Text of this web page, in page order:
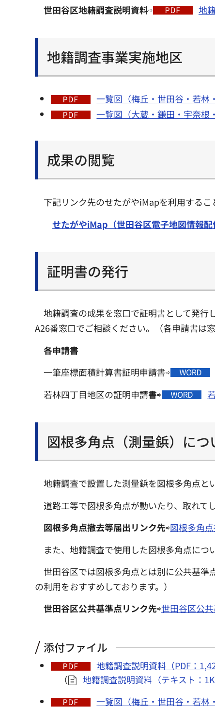
世田谷区地籍調査説明資料⇨ 地
地籍調査事業実施地区
一覧図（梅丘・世田谷・若林
一覧図（大蔵・鎌田・宇奈根
成果の閲覧
下記リンク先のせたがやiMapを利用するこ
せたがやiMap（世田谷区電子地図情報
証明書の発行
地籍調査の成果を窓口で証明書として発行
A26番窓口でご相談ください。（各申請書は
各申請書
一筆座標面積計算書証明申請書⇨
若林四丁目地区の証明申請書⇨
図根多角点（測量鋲）につ
地籍調査で設置した測量鋲を図根多角点と
道路工等で図根多角点が動いたり、取れて
図根多角点撤去等届出リンク先⇨図根多角
また、地籍調査で使用した図根多角点につ
世田谷区では図根多角点とは別に公共基準
の利用をおすすめしております。）
世田谷区公共基準点リンク先⇨世田谷区公
添付ファイル
地籍調査説明資料（PDF：
（
地籍調査説明資料（テキスト：
一覧図（梅丘・世田谷・若林